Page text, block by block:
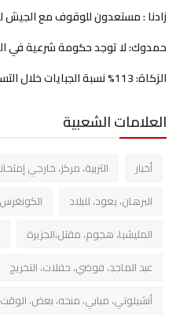
زادنا : مستعدون للوقوف مع الجيش
حمدوك: لا توجد حكومة شرعية في
الزكاة: 113% نسبة الجبايات خلال التسعة اشهر الاولى...
العلامات الشعبية
أخبار
التربية، مركز، خارجي
البرهان، يعود، للبلاد
المليشيا، هجوم، مقتل،الجزيرة
عبد الماجد، فوضي، حفلات، التخريج
أنشيلوتي، مبابي، منحه، بعض،